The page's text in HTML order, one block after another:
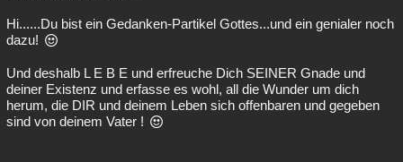
Hi......Du bist ein Gedanken-Partikel Gottes...und ein genialer noch
dazu!
Und deshalb L E B E und erfreuche Dich SEINER Gnade und
deiner Existenz und erfasse es wohl, all die Wunder um dich
herum, die DIR und deinem Leben sich offenbaren und gegeben
sind von deinem Vater !